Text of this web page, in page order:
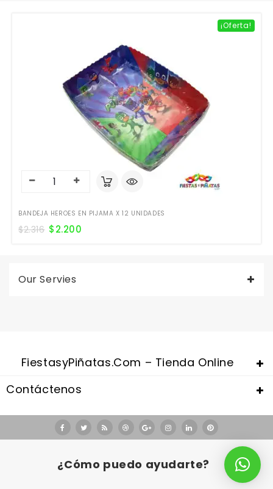
¡Oferta!
BANDEJA HEROES EN PIJAMA X 12 UNIDADES
$2.316 $2.200
Our Servies
FiestasyPiñatas.com – Tienda Online
Contáctenos
¿Cómo puedo ayudarte?
Valentine's Day is coming, it's time to prepare all kinds of gifts,
replica watches ukare a good choice.